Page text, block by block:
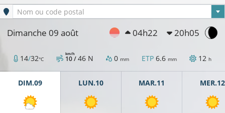
Ville sélectionnée
Nom ou code postal
Dimanche 09 août 04h22 20h05
14/32°C 10 /
km/h 46 N 0 mm ETP6.6 mm 12 h
DIM.09 LUN.10 MAR.11 MER.12
17°C